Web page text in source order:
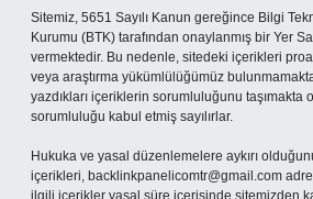
Sitemiz, 5651 Sayılı Kanun gereğince Bilgi
Kurumu (BTK) tarafından onaylanmış bir Yer
vermektedir. Bu nedenle, sitedeki içerikleri
veya araştırma yükümlülüğümüz
yazdıkları içeriklerin sorumluluğunu taşımakta
sorumluluğu kabul etmiş sayılırlar.
Hukuka ve yasal düzenlemelere aykırı
içerikleri, backlinkpanelicomtr@gmail.com
ilgili içerikler yasal süre içerisinde sitemizden